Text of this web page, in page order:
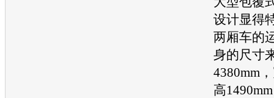
设计显得
两厢车的
身的尺寸
4380mm
高